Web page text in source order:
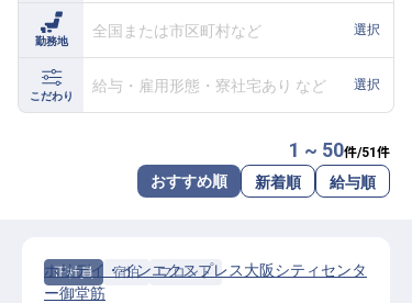
よくある質問
ホテル・宿泊業界情報コラム
転職サポートに申し込む
勤務地
全国または市区町村など 選択
こだわり
給与・雇用形態・寮社宅あり など 選択
1 ~ 50件/51 件
おすすめ順 新着順 給与順
正社員 宿泊 フロント
ホリデイ・インエクスプレス大阪シティセンタ
ー御堂筋